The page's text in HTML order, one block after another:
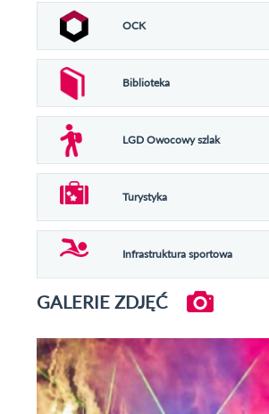
OCK
Biblioteka
LGD Owocowy szlak
Turystyka
Infrastruktura sportowa
GALERIE ZDJĘĆ